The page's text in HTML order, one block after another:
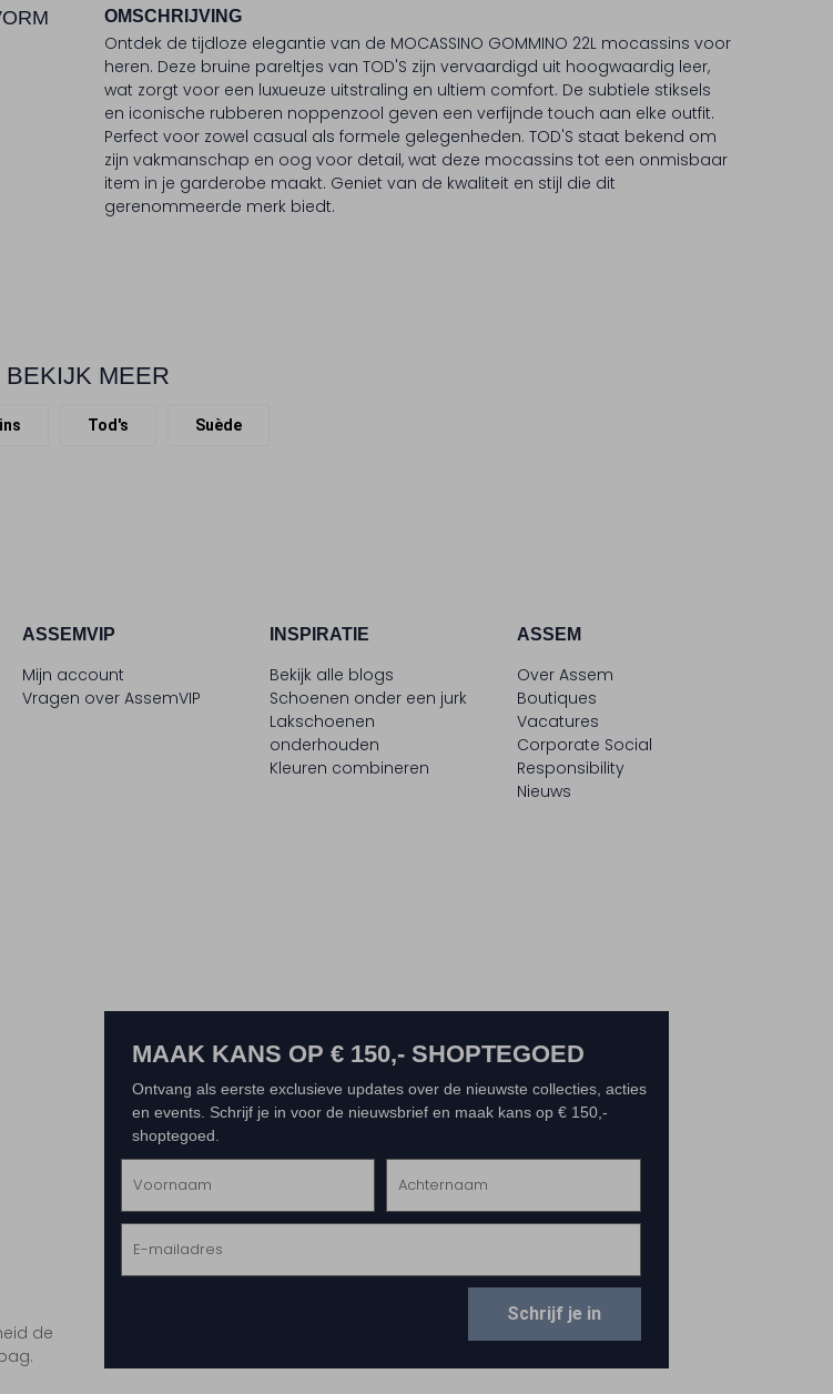
OMSCHRIJVING
Ontdek de tijdloze elegantie van de MOCASSINO GOMMINO 22L mocassins voor
heren. Deze bruine pareltjes van TOD'S zijn vervaardigd uit hoogwaardig leer,
wat zorgt voor een luxueuze uitstraling en ultiem comfort. De subtiele stiksels
en iconische rubberen noppenzool geven een verfijnde touch aan elke outfit.
Perfect voor zowel casual als formele gelegenheden. TOD'S staat bekend om
zijn vakmanschap en oog voor detail, wat deze mocassins tot een onmisbaar
item in je garderobe maakt. Geniet van de kwaliteit en stijl die dit
gerenommeerde merk biedt.
BEKIJK MEER
Tod's Suède
ASSEMVIP
Mijn account
Vragen over AssemVIP
INSPIRATIE
Bekijk alle blogs
Schoenen onder een jurk
Lakschoenen
onderhouden
Kleuren combineren
ASSEM
Over Assem
Boutiques
Vacatures
Corporate Social
Responsibility
Nieuws
de
MAAK KANS OP € 150,- SHOPTEGOED
Ontvang als eerste exclusieve updates over de nieuwste collecties, acties
en events. Schrijf je in voor de nieuwsbrief en maak kans op € 150,-
shoptegoed.
Schrijf je in